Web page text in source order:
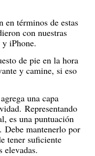
en términos de estas
con nuestras
iPhone.
de pie en la hora
y camine, si eso
una capa
Representando
es una puntuación
Debe mantenerlo por
tener suficiente
elevadas.